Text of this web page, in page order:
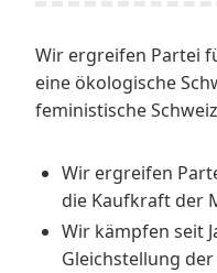
Wir ergreifen Partei
eine ökologische
feministische
Wir ergreifen
die Kaufkraft der
Wir kämpfen seit
Gleichstellung der